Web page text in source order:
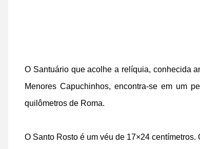
O Santuário que acolhe a relíquia, conhecida
Menores Capuchinhos, encontra-se em um
quilômetros de Roma.
O Santo Rosto é um véu de 17×24